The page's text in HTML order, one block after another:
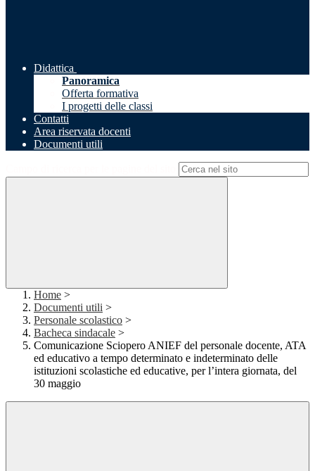
Didattica
Panoramica
Offerta formativa
I progetti delle classi
Contatti
Area riservata docenti
Documenti utili
Home >
Documenti utili >
Personale scolastico >
Bacheca sindacale >
Comunicazione Sciopero ANIEF del personale docente, ATA
ed educativo a tempo determinato e indeterminato delle
istituzioni scolastiche ed educative, per l’intera giornata, del
30 maggio